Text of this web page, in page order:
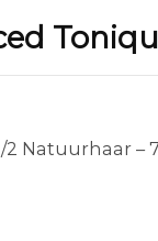
2 Natuurhaar –